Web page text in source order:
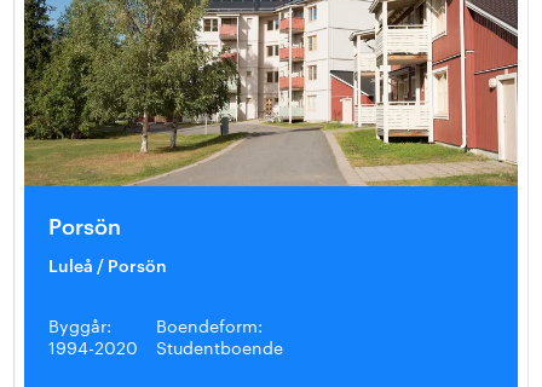
Porsön
Luleå / Porsön
Byggår:
1994-2020
Boendeform:
Studentboende